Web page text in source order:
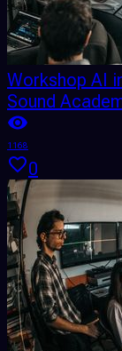
Workshop AI
Sound
1168
0